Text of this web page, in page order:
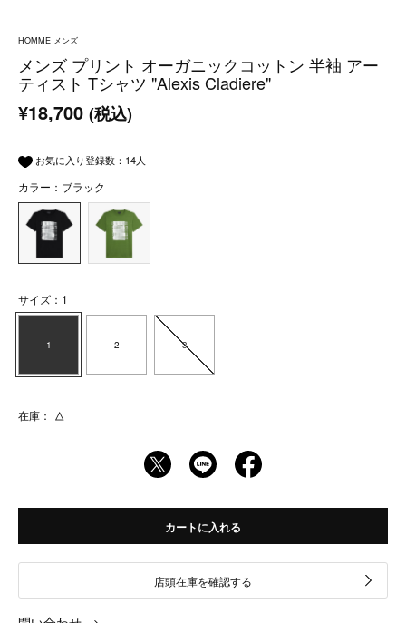
HOMME メンズ
メンズ プリント オーガニックコットン 半袖 アー
ティスト Tシャツ "Alexis Cladiere"
¥18,700 (税込)
お気に入り登録数： 14人
カラー：ブラック
サイズ：1
1 2 3
在庫： △
カートに入れる
店頭在庫を確認する